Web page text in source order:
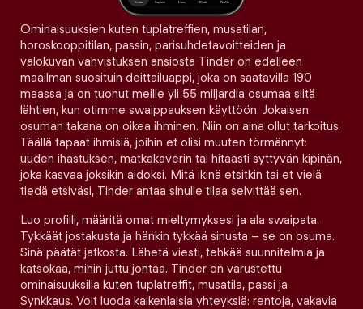
Ominaisuuksien kuten tuplatreffien, musatilan,
horoskooppitilan, passin, parisuhdetavoitteiden ja
valokuvan vahvistuksen ansiosta Tinder on edelleen
maailman suosituin deittailuappi, joka on saatavilla 190
maassa ja on tuonut meille yli 55 miljardia osumaa siitä
lähtien, kun otimme swaippauksen käyttöön. Jokaisen
osuman takana on oikea ihminen. Niin on aina ollut tarkoitus.
Täällä tapaat ihmisiä, joihin et olisi muuten törmännyt:
uuden ihastuksen, matkakaverin tai hitaasti syttyvän kipinän,
joka kasvaa joksikin aidoksi. Mitä ikinä etsitkin tai et vielä
tiedä etsiväsi, Tinder antaa sinulle tilaa selvittää sen.
Luo profiili, määritä omat mieltymyksesi ja ala swaipata.
Tykkäät jostakusta ja hänkin tykkää sinusta – se on osuma.
Sinä päätät jatkosta. Lähetä viesti, tehkää suunnitelmia ja
katsokaa, mihin juttu johtaa. Tinder on varustettu
ominaisuuksilla kuten tuplatreffit, musatila, passi ja
Synkkaus. Voit luoda kaikenlaisia yhteyksiä: rentoja, vakavia